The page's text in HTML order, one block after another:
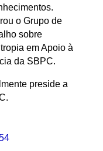
o Grupo de
sobre
em Apoio à
da SBPC.
preside a